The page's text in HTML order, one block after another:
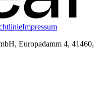
Impressum
Europadamm 4, 41460,